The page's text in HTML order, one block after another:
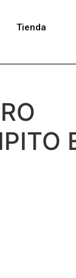
Tienda